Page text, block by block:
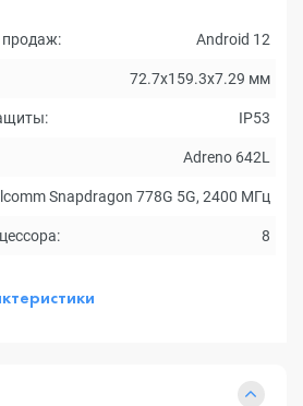
продаж: Android 12
72.7x159.3x7.29 мм
IP53
Adreno 642L
Snapdragon 778G 5G, 2400 МГц
8